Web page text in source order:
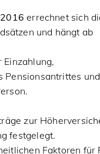
errechnet sich
und hängt ab
Pensionsantrittes und
zur
festgelegt.
Faktoren für